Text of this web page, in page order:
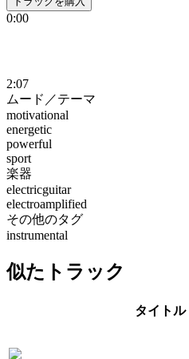
0:00
2:07
ムード／テーマ
motivational
energetic
powerful
sport
楽器
electricguitar
electroamplified
その他のタグ
instrumental
似たトラック
タイトル